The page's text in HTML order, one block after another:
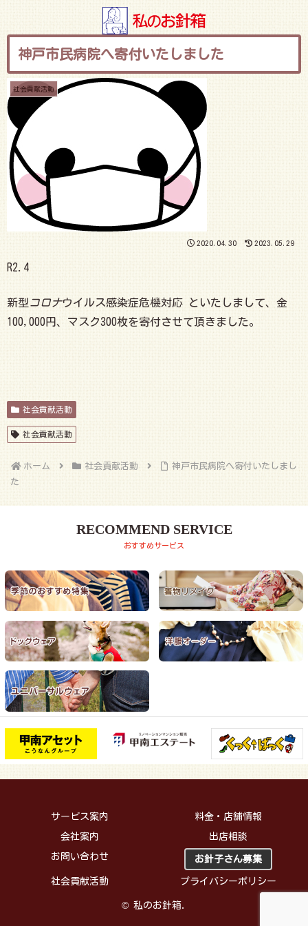
神戸市民病院へ寄付いたしました
社会貢献活動
2020.04.30 2023.05.29
R2.4
新型 コロナウイルス感染症危機対応 といたしまして、金
100,000円、マスク300枚を寄付させて頂きました。
社会貢献活動
社会貢献活動
ホーム 社会貢献活動
神戸市民病院へ寄付いたしまし
た
RECOMMEND SERVICE
おすすめサービス
サービス案内 料金・店舗情報
会社案内 出店相談
お問い合わせ お針子さん募集
社会貢献活動 プライバシーポリシー
© 私のお針箱.